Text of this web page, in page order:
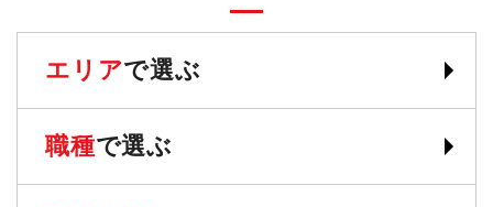
エリアで選ぶ
職種で選ぶ